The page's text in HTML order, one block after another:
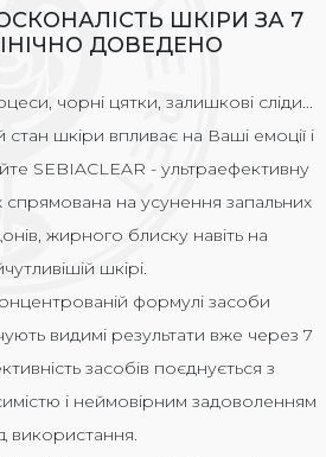
ШКІРИ ЗА 7
ДОВЕДЕНО
чорні цятки, залишкові сліди...
стан шкіри впливає на Ваші емоції і
SEBIACLEAR - ультраефективну
спрямована на усунення запальних
жирного блиску навіть на
шкірі.
формулі засоби
видимі результати вже через 7
засобів поєднується з
і неймовірним задоволенням
використання.